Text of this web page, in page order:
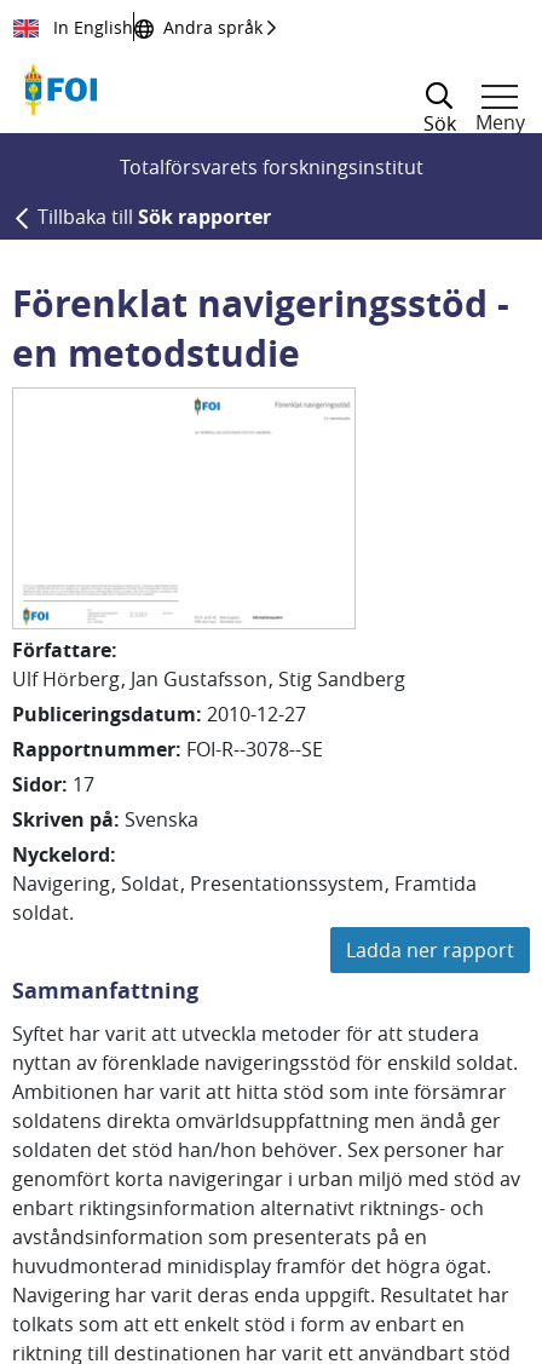
Till innehållet
In English Andra språk
Sök
Meny
Totalförsvarets forskningsinstitut
Tillbaka till Sök rapporter
Förenklat navigeringsstöd -
en metodstudie
Författare:
Ulf Hörberg Jan Gustafsson StigSandberg
Publiceringsdatum: 2010-12-27
Rapportnummer: FOI-R--3078--SE
Sidor: 17
Skriven på: Svenska
Nyckelord:
Navigering Soldat Presentationssystem Framtida
soldat.
Ladda ner rapport
Sammanfattning
Syftet har varit att utveckla metoder för att studera
nyttan av förenklade navigeringsstöd för enskild soldat.
Ambitionen har varit att hitta stöd som inte försämrar
soldatens direkta omvärldsuppfattning men ändå ger
soldaten det stöd han/hon behöver. Sex personer har
genomfört korta navigeringar i urban miljö med stöd av
enbart riktingsinformation alternativt riktnings- och
avståndsinformation som presenterats på en
huvudmonterad minidisplay framför det högra ögat.
Navigering har varit deras enda uppgift. Resultatet har
tolkats som att ett enkelt stöd i form av enbart en
riktning till destinationen har varit ett användbart stöd